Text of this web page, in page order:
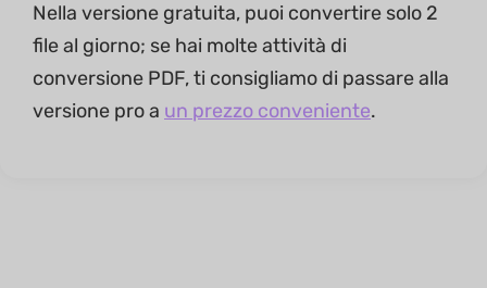
Nella versione gratuita, puoi convertire solo 2
file al giorno; se hai molte attività di
conversione PDF, ti consigliamo di passare alla
versione pro a un prezzo conveniente.